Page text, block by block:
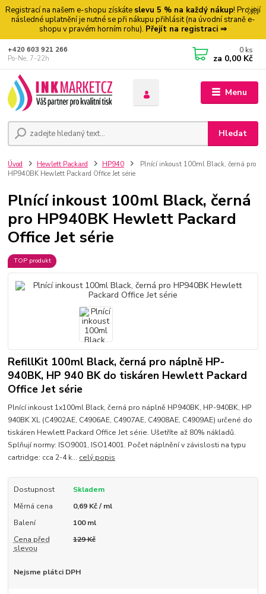
Registrací na našem e-shopu získáte slevu 5 % na každý nákup! Pro její
následné uplatnění je nutné se při nákupu přihlásit (na úvodní straně e-
shopu v pravém horním rohu). Přejít na registraci ⇒
Menu
Hledat
+420 603 921 266
Po-Ne, 7-22h
0 ks
za 0,00 Kč
Úvod Hewlett Packard HP940
Plnící inkoust 100ml Black, černá pro
HP940BK Hewlett Packard Office Jet série
Plnící inkoust 100ml Black, černá
pro HP940BK Hewlett Packard
Office Jet série
TOP produkt
RefillKit 100ml Black, černá pro náplně HP-
940BK, HP 940 BK do tiskáren Hewlett Packard
Office Jet série
Plnící inkoust 1x100ml Black, černá pro náplně HP940BK, HP-940BK, HP
940BK XL ( C4902AE, C4906AE , C4907AE , C4908AE , C4909AE ) určené do
tiskáren Hewlett Packard Office Jet série. Ušetříte až 80% nákladů.
Splňují normy: ISO9001, ISO14001. Počet náplnění v závislosti na typu
cartridge: cca 2-4 k... celý popis
Dostupnost
Skladem
Měrná cena
0,69 Kč / ml
Balení
100 ml
Cena před
slevou
129 Kč
Nejsme plátci DPH